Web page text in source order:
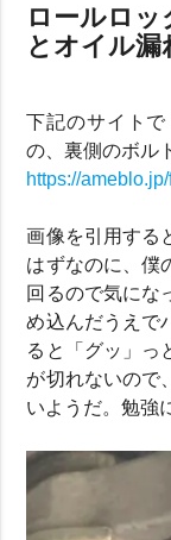
ロールロ
とオイル漏
下記のサイト
の、裏側のボル
https://
画像を引用する
はずなのに、僕
回るので気にな
め込んだうえで
ると「グッ」っ
が切れないので
いようだ。勉強